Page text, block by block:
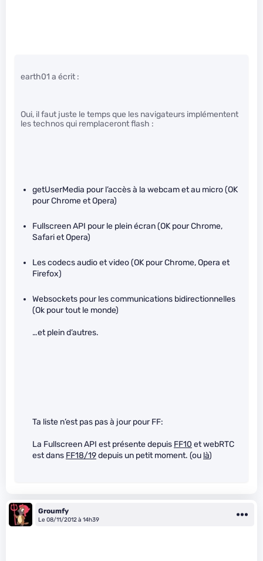
earth01 a écrit :
Oui, il faut juste le temps que les navigateurs implémentent
les technos qui remplaceront flash :
getUserMedia pour l’accès à la webcam et au micro (OK
pour Chrome et Opera)
Fullscreen API pour le plein écran (OK pour Chrome,
Safari et Opera)
Les codecs audio et video (OK pour Chrome, Opera et
Firefox)
Websockets pour les communications bidirectionnelles
(Ok pour tout le monde)
…et plein d’autres.
Ta liste n’est pas pas à jour pour FF:
La Fullscreen API est présente depuis FF10 et webRTC
est dans FF18/19depuis un petit moment. (ou là)
Groumfy
Le 08/11/2012 à 14h39